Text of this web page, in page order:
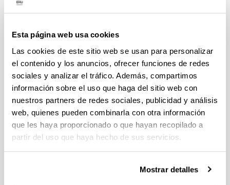
Esta página web usa cookies
Las cookies de este sitio web se usan para personalizar
el contenido y los anuncios, ofrecer funciones de redes
sociales y analizar el tráfico. Además, compartimos
información sobre el uso que haga del sitio web con
nuestros partners de redes sociales, publicidad y análisis
web, quienes pueden combinarla con otra información
que les haya proporcionado o que hayan recopilado a
partir del uso que haya hecho de sus servicios.
Mostrar detalles
Parlamento Vasco para la elaboración de la propuesta
Directora de la colección editorial Civitas del Centro de
Estudios Políticos y Constitucionales y miembro del
Consejo Editorial del Centro de Investigaciones
Sociológicas desde 2017.
Producción Científica
Asignaturas que imparte / Irakasten dituen